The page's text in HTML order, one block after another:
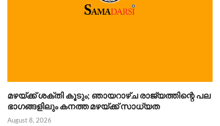
മഴയ്ക്ക് ശക്തി കൂടും; ഞായറാഴ്ച രാജ്യത്തിന്റെ പല
ഭാഗങ്ങളിലും കനത്ത മഴയ്ക്ക് സാധ്യത
August 8, 2026